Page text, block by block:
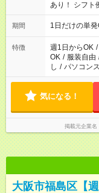
あり！ シフ
▼18:00～
期間 1日だけの単
特徴 週1日からOK /
OK / 服装自由
し / パソコン
気になる！
掲載元企業名
大阪市福島区【